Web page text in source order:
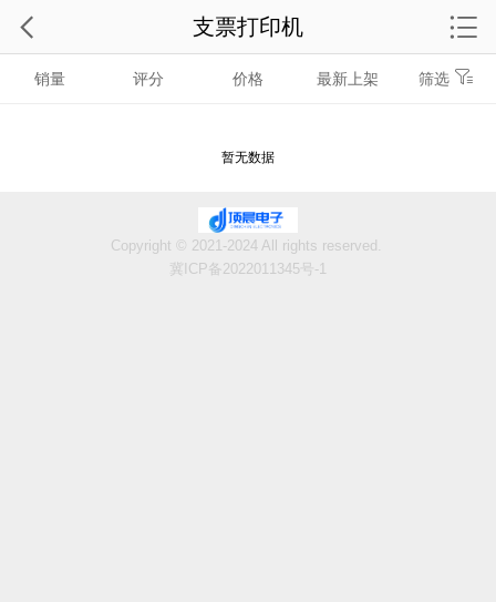
销量 评分 价格 最新上架 筛选
暂无数据
支票打印机
Copyright © 2021-2024 All rights reserved.
冀ICP备2022011345号-1